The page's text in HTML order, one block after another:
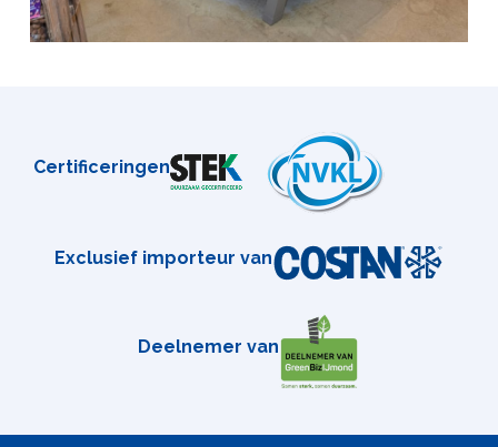
Certificeringen
Exclusief importeur van
Deelnemer van